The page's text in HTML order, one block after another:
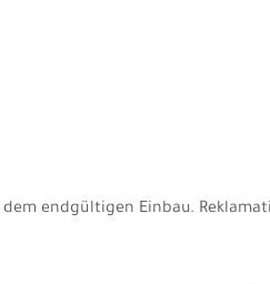
endgültigen Einbau.